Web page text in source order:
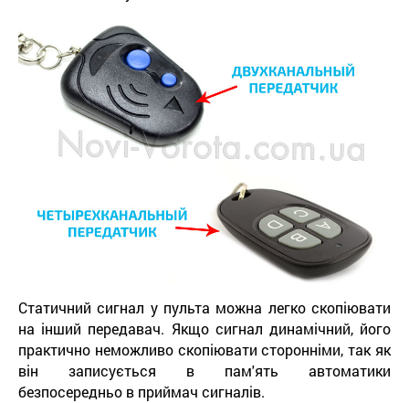
Статичний сигнал у пульта можна легко скопіювати
на інший передавач. Якщо сигнал динамічний, його
практично неможливо скопіювати сторонніми, так як
він записується в пам'ять автоматики
безпосередньо в приймач сигналів.